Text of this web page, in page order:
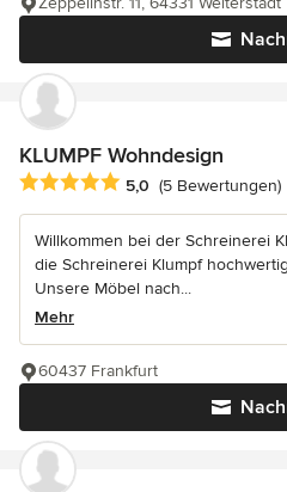
KLUMPF Wohndesign
Durchschnittliche Bewertung: 5
5,0 (5 Bewertungen)
Willkommen bei der Schreinerei
die Schreinerei Klumpf
Unsere Möbel nach...
Mehr
60437 Frankfurt